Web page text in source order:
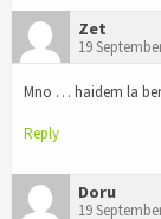
Zet
19
Mno … haidem la
Reply
Doru
19